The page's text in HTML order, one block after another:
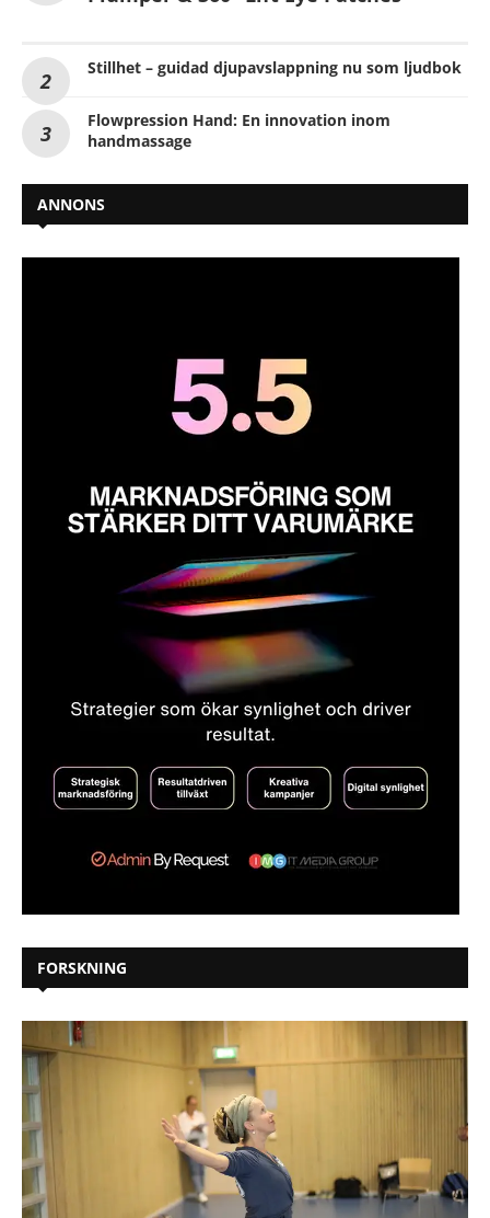
Stillhet – guidad djupavslappning nu som ljudbok
Flowpression Hand: En innovation inom
handmassage
ANNONS
FORSKNING